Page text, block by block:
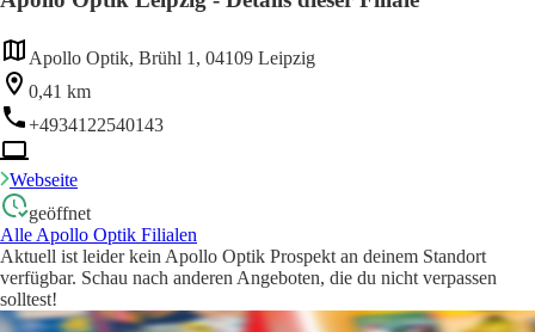
Apollo Optik, Brühl 1, 04109 Leipzig
0,41 km
+4934122540143
Webseite
geöffnet
Alle Apollo Optik Filialen
Aktuell ist leider kein Apollo Optik Prospekt an deinem Standort
verfügbar. Schau nach anderen Angeboten, die du nicht verpassen
solltest!